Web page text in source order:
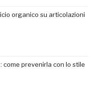
organico su articolazioni
come prevenirla con lo stile